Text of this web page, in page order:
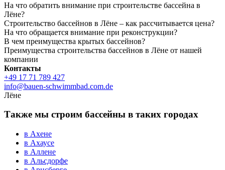
На что обратить внимание при строительстве бассейна в
Лёне?
Строительство бассейнов в Лёне – как рассчитывается цена?
На что обращается внимание при реконструкции?
В чем преимущества крытых бассейнов?
Преимущества строительства бассейнов в Лёне от нашей
компании
Контакты
+49 17 71 789 427
info@bauen-schwimmbad.com.de
Лёне
Также мы строим бассейны в таких городах
в Ахене
в Ахаусе
в Аллене
в Альсдорфе